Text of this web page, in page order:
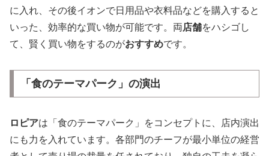
に入れ、その後イオンで日用品や衣料品などを購入すると
いった、効率的な買い物が可能です。両店舗をハシゴし
て、賢く買い物をするのがおすすめです。
「食のテーマパーク」の演出
ロピアは「食のテーマパーク」をコンセプトに、店内演出
にも力を入れています。各部門のチーフが最小単位の経営